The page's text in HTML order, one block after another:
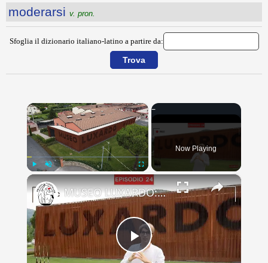
moderarsi v. pron.
Sfoglia il dizionario italiano-latino a partire da:
×
Fullscreen
Now Playing
×
Play
MUSEO LUXARDO: Un Viaggio nel Tempo e nel Gusto